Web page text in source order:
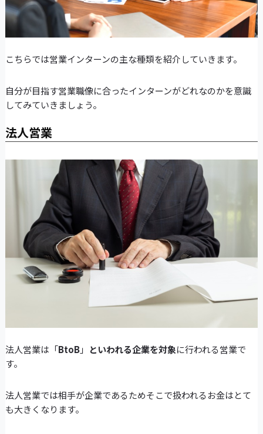
こちらでは営業インターンの主な種類を紹介していきます。
自分が目指す営業職像に合ったインターンがどれなのかを意識
してみていきましょう。
法人営業
法人営業は「BtoB」 といわれる企業を対象に行われる営業で
す。
法人営業では相手が企業であるためそこで扱われるお金はとて
も大きくなります。